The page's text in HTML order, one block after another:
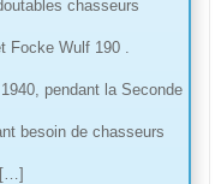
chasseurs
Focke Wulf 190 .
pendant la Seconde
besoin de chasseurs
[…]